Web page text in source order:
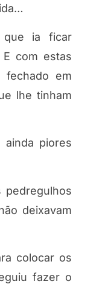
que ia ficar
com estas
fechado em
lhe tinham
ainda piores
deixavam
colocar os
fazer o